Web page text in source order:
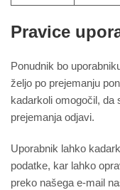
Pravice
Ponudnik bo
željo po prejemanju
kadarkoli omogočil, da
prejemanja odjavi.
Uporabnik lahko
podatke, kar lahko
preko našega e-mail